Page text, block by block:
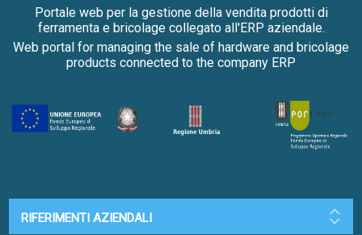
Portale web per la gestione della vendita prodotti di
ferramenta e bricolage collegato all'ERP aziendale.
Web portal for managing the sale of hardware and bricolage
products connected to the company ERP
RIFERIMENTI AZIENDALI